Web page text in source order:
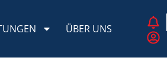
ÜBER UNS